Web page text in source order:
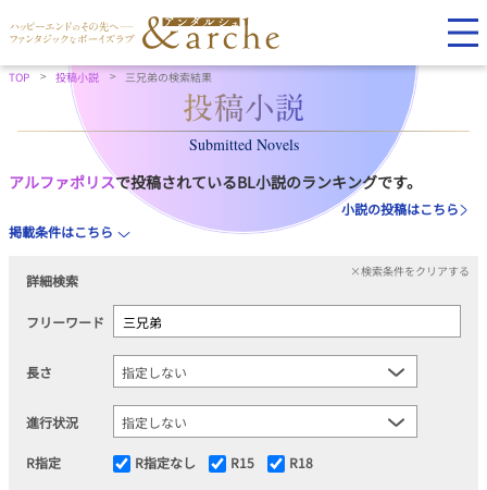
TOP 投稿小説 三兄弟の検索結果
Submitted Novels
アルファポリスで投稿されているBL小説のランキングです。
小説の投稿はこちら
掲載条件はこちら
詳細検索
×検索条件をクリアする
フリーワード
長さ
進行状況
R指定 R指定なし R15 R18